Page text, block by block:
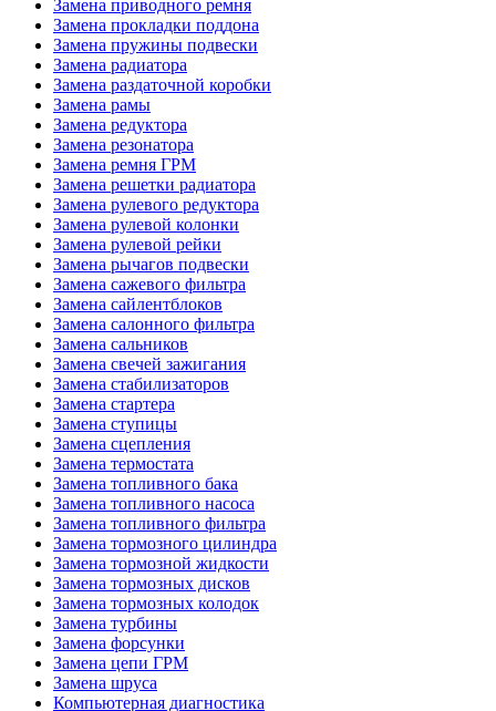
Замена приводного ремня
Замена прокладки поддона
Замена пружины подвески
Замена радиатора
Замена раздаточной коробки
Замена рамы
Замена редуктора
Замена резонатора
Замена ремня ГРМ
Замена решетки радиатора
Замена рулевого редуктора
Замена рулевой колонки
Замена рулевой рейки
Замена рычагов подвески
Замена сажевого фильтра
Замена сайлентблоков
Замена салонного фильтра
Замена сальников
Замена свечей зажигания
Замена стабилизаторов
Замена стартера
Замена ступицы
Замена сцепления
Замена термостата
Замена топливного бака
Замена топливного насоса
Замена топливного фильтра
Замена тормозного цилиндра
Замена тормозной жидкости
Замена тормозных дисков
Замена тормозных колодок
Замена турбины
Замена форсунки
Замена цепи ГРМ
Замена шруса
Компьютерная диагностика